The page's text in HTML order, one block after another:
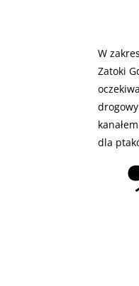
W
Zatoki
dla